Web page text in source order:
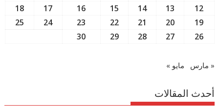
12
13
14
15
16
17
18
19
20
21
22
23
24
25
26
27
28
29
30
« مارس مايو »
أحدث المقالات